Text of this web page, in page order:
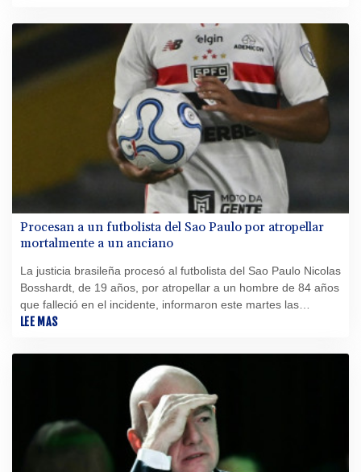
Procesan a un futbolista del Sao Paulo por atropellar
mortalmente a un anciano
La justicia brasileña procesó al futbolista del Sao Paulo Nicolas
Bosshardt, de 19 años, por atropellar a un hombre de 84 años
que falleció en el incidente, informaron este martes las
autoridades y el club.
LEE MAS